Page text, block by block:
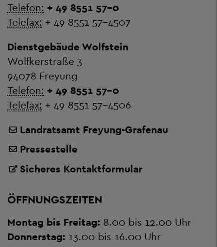
Telefon: + 49 8551 57-0
Telefax: + 49 8551 57-4507
Dienstgebäude Wolfstein
Wolfkerstraße 3
94078 Freyung
Telefon: + 49 8551 57-0
Telefax: + 49 8551 57-4506
Landratsamt Freyung-Grafenau
Pressestelle
Sicheres Kontaktformular
ÖFFNUNGSZEITEN
Montag bis Freitag: 8.00 bis 12.00 Uhr
Donnerstag: 13.00 bis 16.00 Uhr